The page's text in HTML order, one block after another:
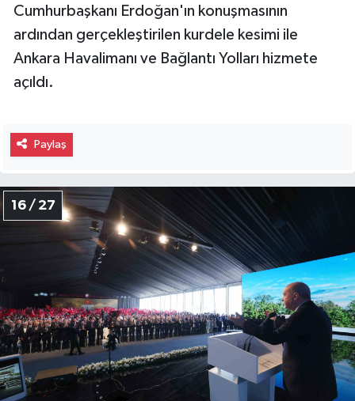
Cumhurbaşkanı Erdoğan'ın konuşmasının
ardından gerçekleştirilen kurdele kesimi ile
Ankara Havalimanı ve Bağlantı Yolları hizmete
açıldı.
Paylaş
16 / 27